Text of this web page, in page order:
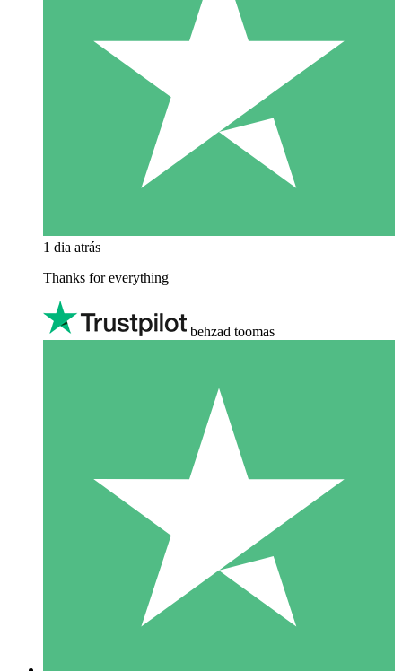
1 dia atrás
Thanks for everything
behzad toomas